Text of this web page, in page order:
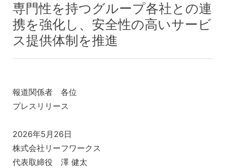
専門性を持つグループ各社との連
携を強化し、安全性の高いサービ
ス提供体制を推進
報道関係者 各位
プレスリリース
2026年5月26日
株式会社リーフワークス
代表取締役 澤 健太